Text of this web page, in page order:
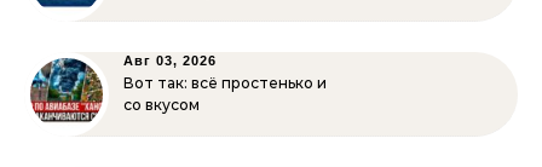
Авг 03, 2026
Вот так: всё простенько и
со вкусом